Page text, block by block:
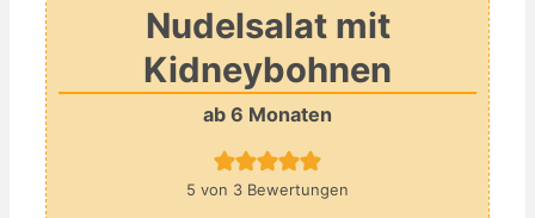
Nudelsalat mit
Kidneybohnen
ab 6 Monaten
5 von 3 Bewertungen